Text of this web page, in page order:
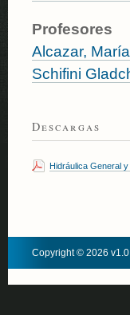
Profesores
Alcazar,
Schifini
Descargas
Hidráulica General
Copyright © 2026